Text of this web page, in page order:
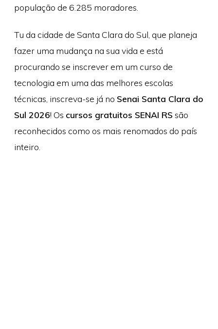
população de 6.285 moradores.
Tu da cidade de Santa Clara do Sul, que planeja
fazer uma mudança na sua vida e está
procurando se inscrever em um curso de
tecnologia em uma das melhores escolas
técnicas, inscreva-se já no Senai Santa Clara do
Sul 2026! Os cursos gratuitos SENAI RS são
reconhecidos como os mais renomados do país
inteiro.